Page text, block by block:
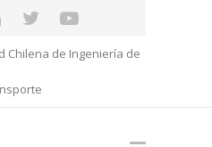
Chilena de Ingeniería de